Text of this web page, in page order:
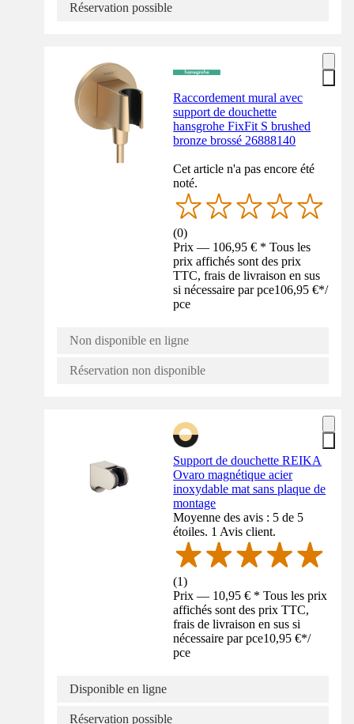
Réservation possible
Raccordement mural avec
support de douchette
hansgrohe FixFit S brushed
bronze brossé 26888140
Cet article n'a pas encore été
noté.
(0)
Prix — 106,95 € * Tous les
prix affichés sont des prix
TTC, frais de livraison en sus
si nécessaire par pce106,95 €*/
pce
Non disponible en ligne
Réservation non disponible
Support de douchette REIKA
Ovaro magnétique acier
inoxydable mat sans plaque de
montage
Moyenne des avis : 5 de 5
étoiles. 1 Avis client.
(1)
Prix — 10,95 € * Tous les prix
affichés sont des prix TTC,
frais de livraison en sus si
nécessaire par pce10,95 €*/
pce
Disponible en ligne
Réservation possible